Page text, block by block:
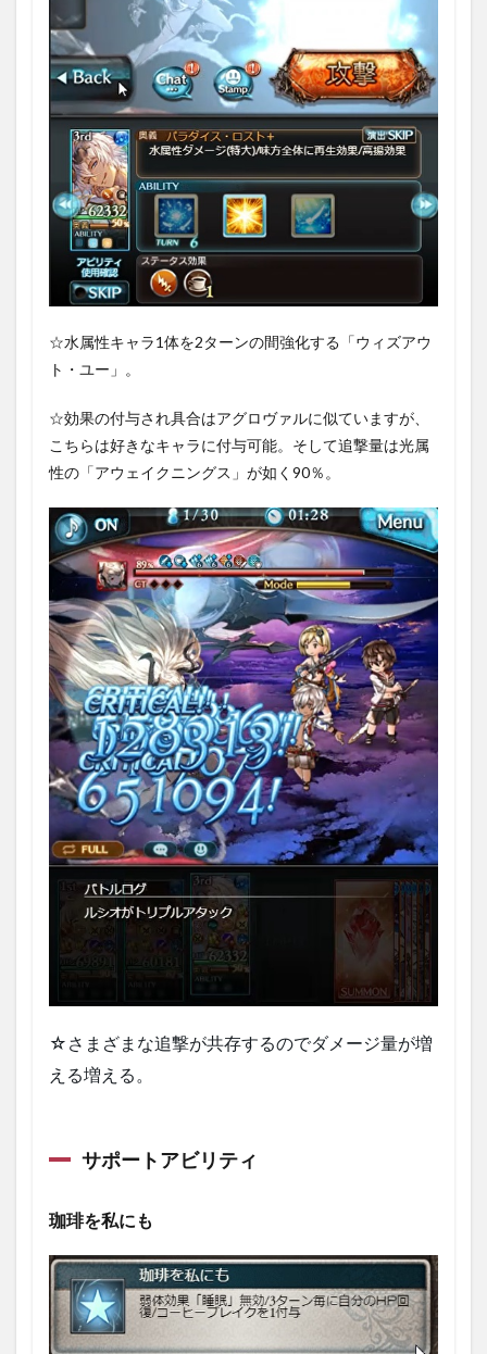
☆水属性キャラ1体を2ターンの間強化する「ウィズアウ
ト・ユー」。
☆効果の付与され具合はアグロヴァルに似ていますが、
こちらは好きなキャラに付与可能。そして追撃量は光属
性の「アウェイクニングス」が如く90％。
☆さまざまな追撃が共存するのでダメージ量が増
える増える。
サポートアビリティ
珈琲を私にも